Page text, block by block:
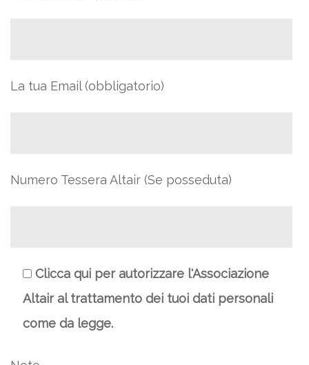
La tua Email (obbligatorio)
Numero Tessera Altair (Se posseduta)
Clicca qui per autorizzare l'Associazione
Altair al trattamento dei tuoi dati personali
come da legge.